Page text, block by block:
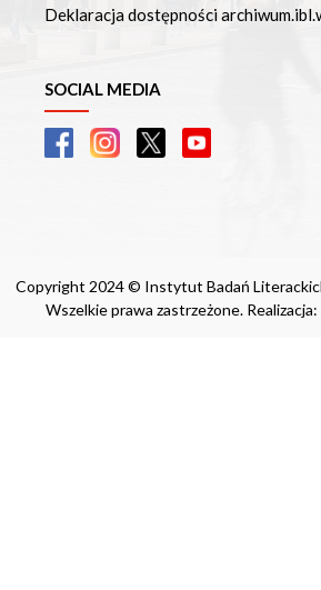
Deklaracja dostępności
SOCIAL MEDIA
Copyright 2024 © Instytut Badań
Wszelkie prawa zastrzeżone. Realizacja: